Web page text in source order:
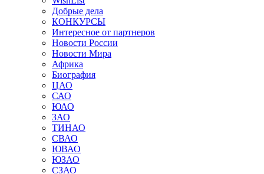
Добрые дела
КОНКУРСЫ
Интересное от партнеров
Новости России
Новости Мира
Африка
Биография
ЦАО
САО
ЮАО
ЗАО
ТИНАО
СВАО
ЮВАО
ЮЗАО
СЗАО